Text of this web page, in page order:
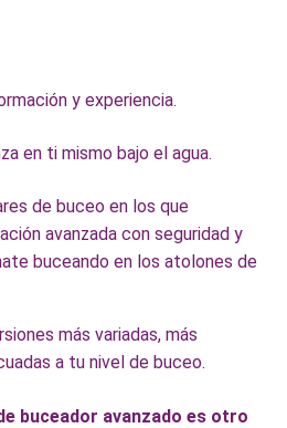
y experiencia.
en ti mismo bajo el agua.
de buceo en los que
avanzada con seguridad y
buceando en los atolones de
más variadas, más
a tu nivel de buceo.
buceador avanzado es otro